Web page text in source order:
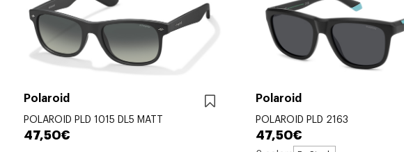
Polaroid
POLAROID PLD 1015 DL5 MATT
47,50€
Polaroid
POLAROID PLD 2163
47,50€